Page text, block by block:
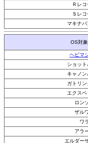
Ｒレ
Ｓレ
マキナパ
OS対
ヘビマ
ショッ
キャノ
ガトリ
エクスペ
ロン
ザル
ワ
アラ
エルダー